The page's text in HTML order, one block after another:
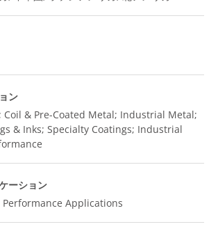
ン
Coil & Pre-Coated Metal; Industrial Metal;
& Inks; Specialty Coatings; Industrial
ーション
Performance Applications